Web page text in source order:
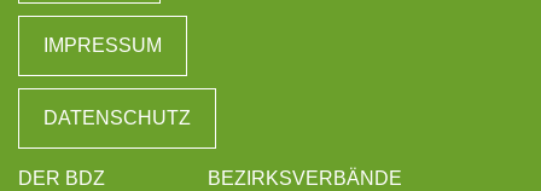
IMPRESSUM
DATENSCHUTZ
DER BDZ BEZIRKSVERBÄNDE